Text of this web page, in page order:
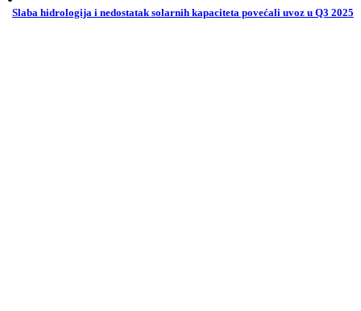
Slaba hidrologija i nedostatak solarnih kapaciteta povećali uvoz u Q3 2025